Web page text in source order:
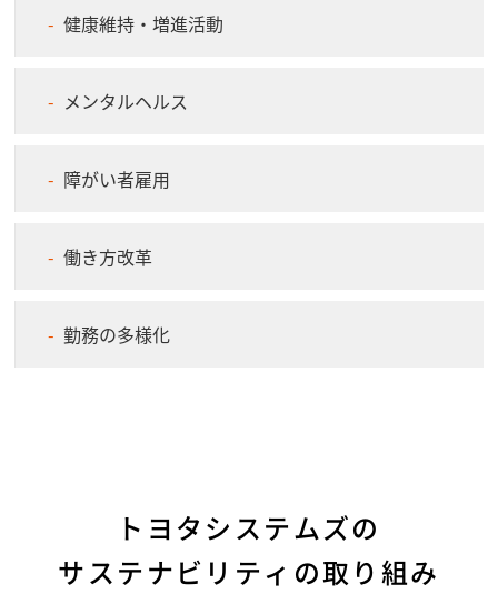
健康維持・増進活動
メンタルヘルス
障がい者雇用
働き方改革
勤務の多様化
トヨタシステムズの
サステナビリティの取り組み